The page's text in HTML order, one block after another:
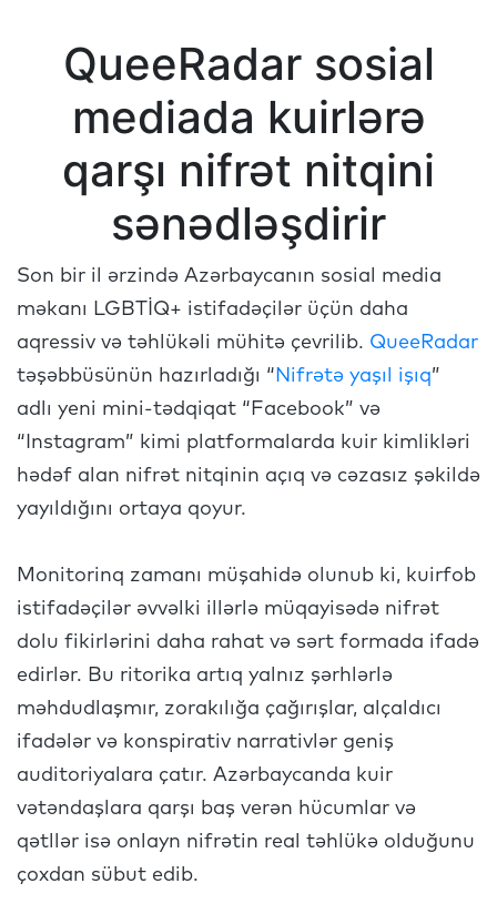
QueeRadar sosial
mediada kuirlərə
qarşı nifrət nitqini
sənədləşdirir
Son bir il ərzində Azərbaycanın sosial media
məkanı LGBTİQ+ istifadəçilər üçün daha
aqressiv və təhlükəli mühitə çevrilib. QueeRadar
təşəbbüsünün hazırladığı “ Nifrətə yaşıl işıq”
adlı yeni mini-tədqiqat “Facebook” və
“Instagram” kimi platformalarda kuir kimlikləri
hədəf alan nifrət nitqinin açıq və cəzasız şəkildə
yayıldığını ortaya qoyur.
Monitorinq zamanı müşahidə olunub ki, kuirfob
istifadəçilər əvvəlki illərlə müqayisədə nifrət
dolu fikirlərini daha rahat və sərt formada ifadə
edirlər. Bu ritorika artıq yalnız şərhlərlə
məhdudlaşmır, zorakılığa çağırışlar, alçaldıcı
ifadələr və konspirativ narrativlər geniş
auditoriyalara çatır. Azərbaycanda kuir
vətəndaşlara qarşı baş verən hücumlar və
qətllər isə onlayn nifrətin real təhlükə olduğunu
çoxdan sübut edib.